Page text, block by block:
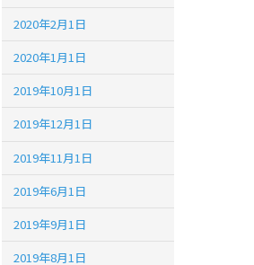
2020年2月1日
2020年1月1日
2019年10月1日
2019年12月1日
2019年11月1日
2019年6月1日
2019年9月1日
2019年8月1日